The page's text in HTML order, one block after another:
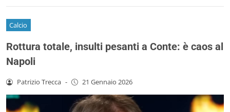
Calcio
Rottura totale, insulti pesanti a Conte: è caos al
Napoli
Patrizio Trecca - 21 Gennaio 2026